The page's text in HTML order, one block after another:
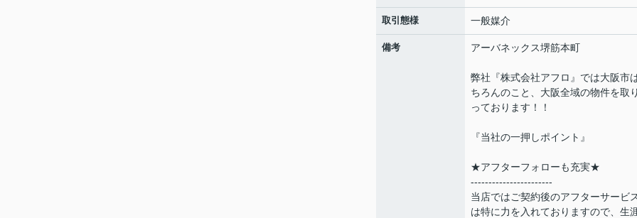
取引態様 一般媒介
備考 アーバネックス堺筋本町
弊社『株式会社アフロ』では大阪市
ちろんのこと、大阪全域の物件を取
っております！！
『当社の一押しポイント』
★アフターフォローも充実★
-----------------------
当店ではご契約後のアフターサービ
は特に力を入れておりますので、生